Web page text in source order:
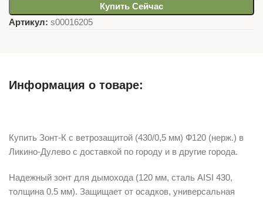
Купить Сейчас
Артикул: s00016205
Информация о товаре:
Купить Зонт-К с ветрозащитой (430/0,5 мм) Ф120 (нерж.) в
Ликино-Дулево с доставкой по городу и в другие города.
Надежный зонт для дымохода (120 мм, сталь AISI 430,
толщина 0.5 мм). Защищает от осадков, универсальная